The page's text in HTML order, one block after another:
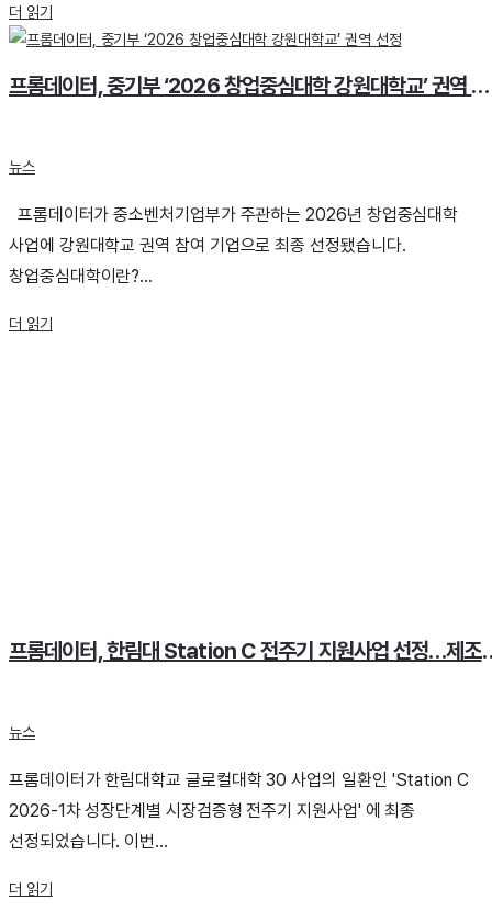
더 읽기
프롬데이터, 중기부 ‘2026 창업중심대학 강원대학교’ 권역 선정
뉴스
프롬데이터가 중소벤처기업부가 주관하는 2026년 창업중심대학
사업에 강원대학교 권역 참여 기업으로 최종 선정됐습니다.
창업중심대학이란?...
더 읽기
프롬데이터, 한림대 Station C
뉴스
프롬데이터가 한림대학교 글로컬대학 30 사업의 일환인 'Station C
2026-1차 성장단계별 시장검증형 전주기 지원사업' 에 최종
선정되었습니다. 이번...
더 읽기